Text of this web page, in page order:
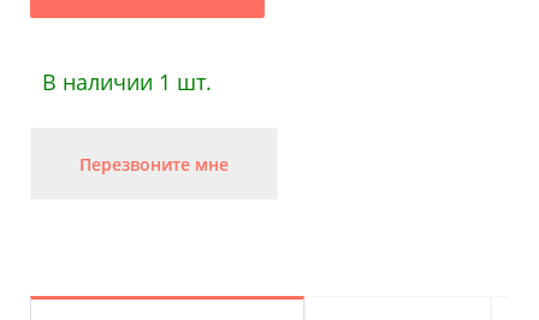
В наличии 1 шт.
Перезвоните мне